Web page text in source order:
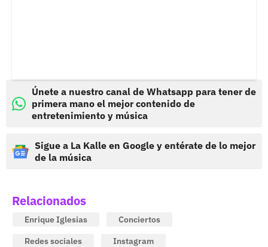
Únete a nuestro canal de Whatsapp para tener de
primera mano el mejor contenido de
entretenimiento y música
Sigue a La Kalle en Google y entérate de lo mejor
de la música
Relacionados
Enrique Iglesias
Conciertos
Redes sociales
Instagram